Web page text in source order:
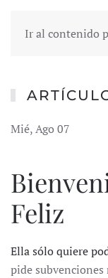
Ir al contenido
Mié, Ago 07
Feliz
Ella sólo quiere
pide